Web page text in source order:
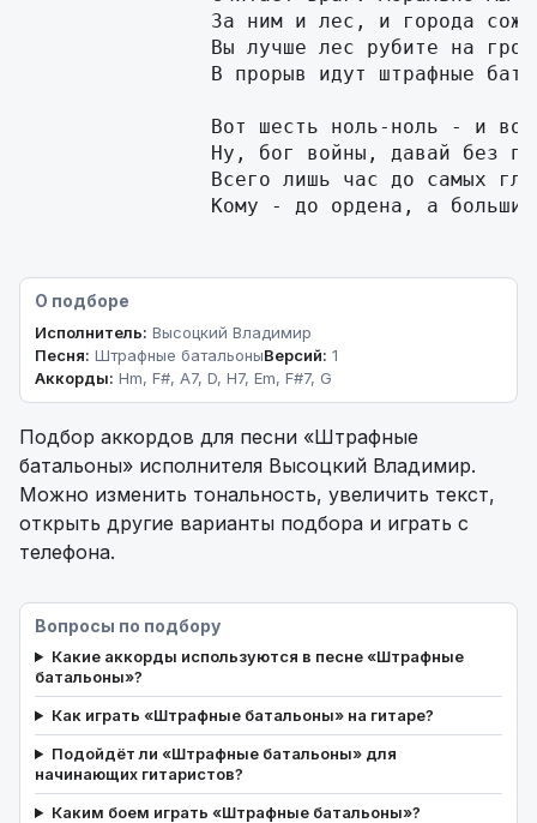
Кому - до ордена, а
О подборе
Исполнитель: Высоцкий Владимир
Песня: Штрафные батальоныВерсий: 1
Аккорды: Hm, F#, A7, D, H7, Em, F#7, G
Подбор аккордов для песни «Штрафные
батальоны» исполнителя Высоцкий Владимир.
Можно изменить тональность, увеличить текст,
открыть другие варианты подбора и играть с
телефона.
Вопросы по подбору
Какие аккорды используются в песне «Штрафные
батальоны»?
Как играть «Штрафные батальоны» на гитаре?
Подойдёт ли «Штрафные батальоны» для
начинающих гитаристов?
Каким боем играть «Штрафные батальоны»?